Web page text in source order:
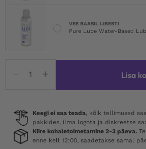
VEE BAASIL LIBESTI
Pure Lube Water-Based
XXL
Cream
kogus
Lisa
Keegi ei saa teada, kõik tellimused
pakkides, ilma logota ja diskreetse
Kiire kohaletoimetamine 2-3 päeva.
enne kell 12:00, saadetakse samal